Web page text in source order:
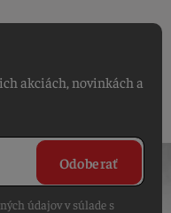
akciách, novinkách a
Odoberať
údajov v súlade s